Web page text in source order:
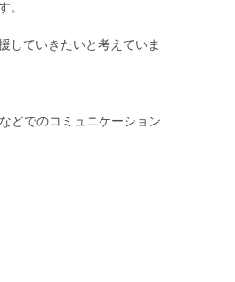
。
していきたいと考えていま
どでのコミュニケーション